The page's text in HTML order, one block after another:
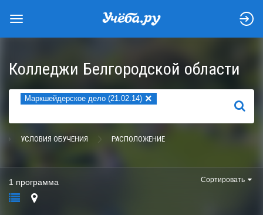
Колледжи Белгородской области
Маркшейдерское дело (21.02.14) ×
НАЙТИ
УСЛОВИЯ ОБУЧЕНИЯ РАСПОЛОЖЕНИЕ
1 программа Сортировать